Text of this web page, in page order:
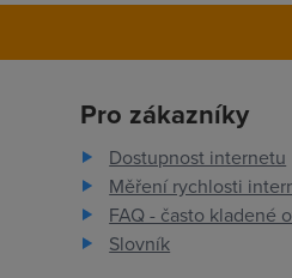
Pro zákazníky
Dostupnost internetu
Měření rychlosti
FAQ - často kladené
Slovník